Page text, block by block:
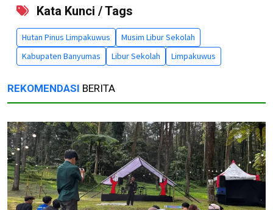
Kata Kunci / Tags
Hutan Pinus Limpakuwus
Musim Libur Sekolah
Kabupaten Banyumas
Libur Sekolah Limpakuwus
REKOMENDASI BERITA